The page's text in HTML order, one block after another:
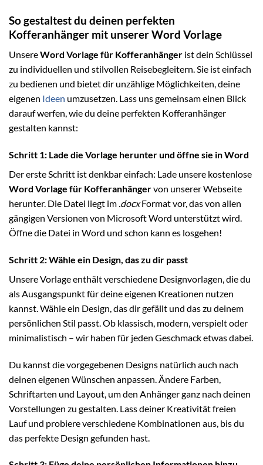
So gestaltest du deinen perfekten
Kofferanhänger mit unserer Word Vorlage
UnsereWord Vorlage für Kofferanhänger ist dein Schlüssel
zu individuellen und stilvollen Reisebegleitern. Sie ist einfach
zu bedienen und bietet dir unzählige Möglichkeiten, deine
eigenen Ideen umzusetzen. Lass uns gemeinsam einen Blick
darauf werfen, wie du deine perfekten Kofferanhänger
gestalten kannst:
Schritt 1: Lade die Vorlage herunter und öffne sie in Word
Der erste Schritt ist denkbar einfach: Lade unsere kostenlose
Word Vorlage für Kofferanhängervon unserer Webseite
herunter. Die Datei liegt im .docxFormat vor, das von allen
gängigen Versionen von Microsoft Word unterstützt wird.
Öffne die Datei in Word und schon kann es losgehen!
Schritt 2: Wähle ein Design, das zu dir passt
Unsere Vorlage enthält verschiedene Designvorlagen, die du
als Ausgangspunkt für deine eigenen Kreationen nutzen
kannst. Wähle ein Design, das dir gefällt und das zu deinem
persönlichen Stil passt. Ob klassisch, modern, verspielt oder
minimalistisch – wir haben für jeden Geschmack etwas dabei.
Du kannst die vorgegebenen Designs natürlich auch nach
deinen eigenen Wünschen anpassen. Ändere Farben,
Schriftarten und Layout, um den Anhänger ganz nach deinen
Vorstellungen zu gestalten. Lass deiner Kreativität freien
Lauf und probiere verschiedene Kombinationen aus, bis du
das perfekte Design gefunden hast.